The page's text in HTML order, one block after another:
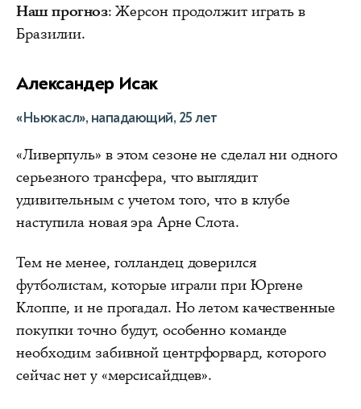
Наш прогноз: Жерсон продолжит играть в
Бразилии.
Александер Исак
«Ньюкасл», нападающий, 25 лет
«Ливерпуль» в этом сезоне не сделал ни одного
серьезного трансфера, что выглядит
удивительным с учетом того, что в клубе
наступила новая эра Арне Слота.
Тем не менее, голландец доверился
футболистам, которые играли при Юргене
Клоппе, и не прогадал. Но летом качественные
покупки точно будут, особенно команде
необходим забивной центрфорвард, которого
сейчас нет у «мерсисайдцев».